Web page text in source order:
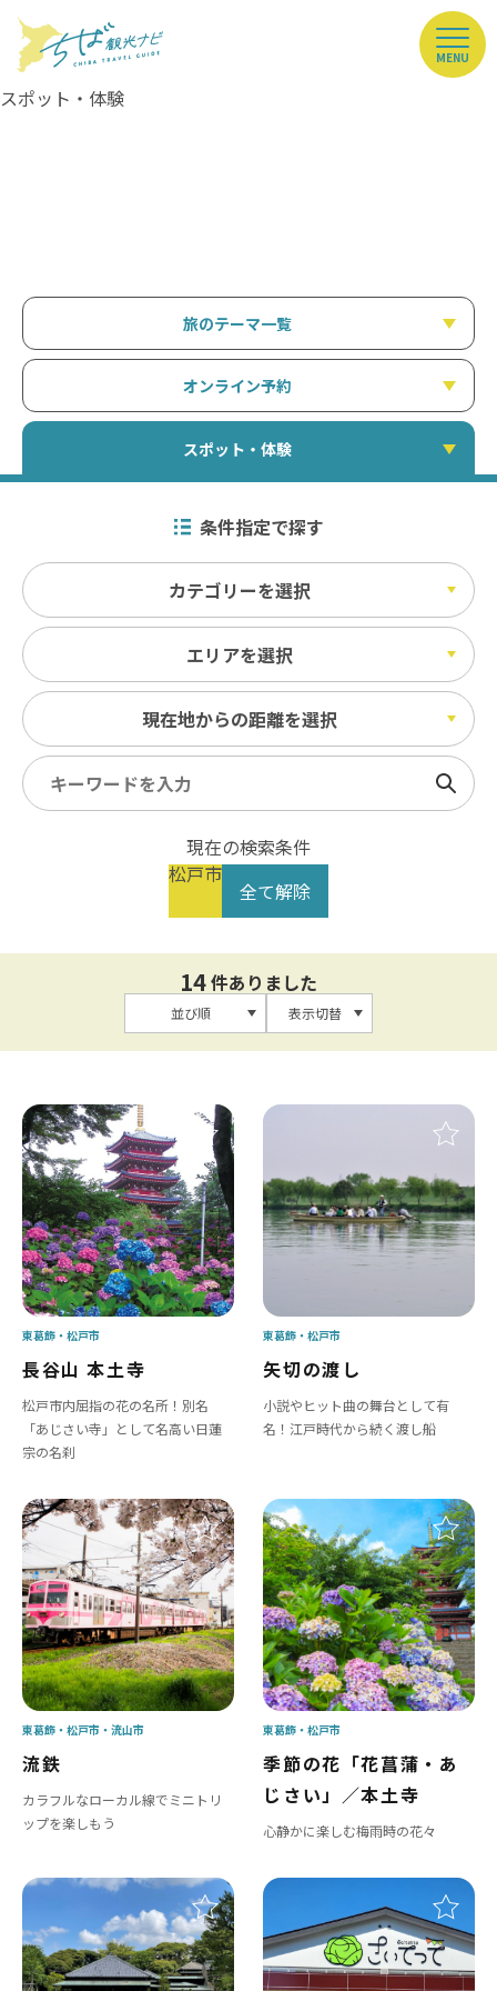
MENU
スポット・体験
スポット・体験
旅のテーマ一覧
オンライン予約
条件指定で探す
カテゴリーを選択
エリアを選択
現在地からの距離を選択
検索
現在の検索条件
松戸市
全て解除
14件ありました
並び順 表示切替
長谷山 本土寺
松戸市内屈指の花の名所！別名
「あじさい寺」として名高い日蓮
宗の名刹
東葛飾 松戸市
矢切の渡し
小説やヒット曲の舞台として有
名！江戸時代から続く渡し船
東葛飾 松戸市
流鉄
カラフルなローカル線でミニトリ
ップを楽しもう
東葛飾 松戸市 流山市
季節の花「花菖蒲・あ
じさい」／本土寺
心静かに楽しむ梅雨時の花々
東葛飾 松戸市